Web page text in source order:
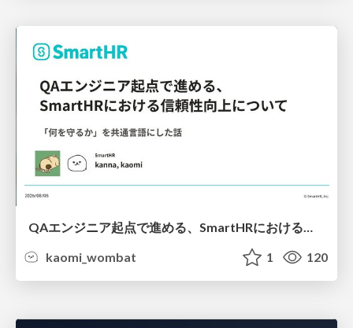
QAエンジニア起点で進める、SmartHRにおける信頼性向上について
kaomi_wombat
1 120